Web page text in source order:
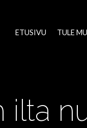
ETUSIVU TULE
ilta